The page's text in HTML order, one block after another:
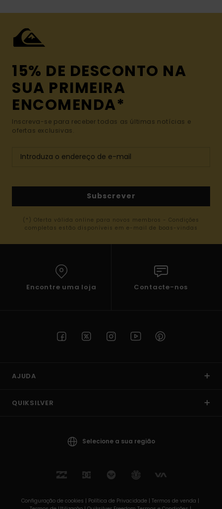
15% DE DESCONTO NA
SUA PRIMEIRA
ENCOMENDA*
Inscreva-se para receber todas as últimas notícias e
ofertas exclusivas.
Subscrever
(*) Oferta válida online para novos membros - Condições
completas estão disponíveis em e-mail de boas-vindas
Encontre uma loja Contacte-nos
AJUDA
QUIKSILVER
Selecione a sua região
Configuração de cookies | Política de Privacidade | Termos de venda |